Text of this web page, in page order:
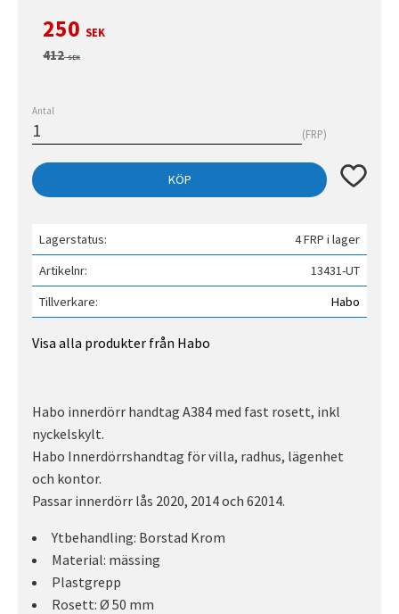
Nedsatt pris:
250 SEK
Ordinarie pris:
412SEK
Antal
FRP
KÖP Lägg till
Lagerstatus
4 FRP i lager
Artikelnr
13431-UT
Tillverkare
Habo
Visa alla produkter från Habo
Habo innerdörr handtag A384 med fast rosett, inkl
nyckelskylt.
Habo Innerdörrshandtag för villa, radhus, lägenhet
och kontor.
Passar innerdörr lås 2020, 2014 och 62014.
Ytbehandling: Borstad Krom
Material: mässing
Plastgrepp
Rosett: Ø 50 mm